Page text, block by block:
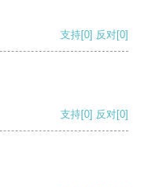
支持[0] 反对[0]
支持[0] 反对[0]